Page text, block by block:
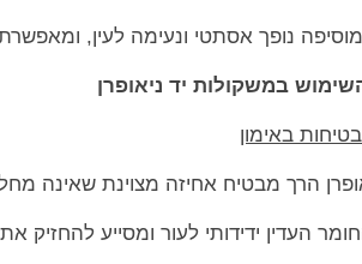
מוסיפה נופך אסתטי ונעימה לעין,
במשקולות יד ניאופרן
הרך מבטיח אחיזה מצוינת שאינה
העדין ידידותי לעור ומסייע להחזיק